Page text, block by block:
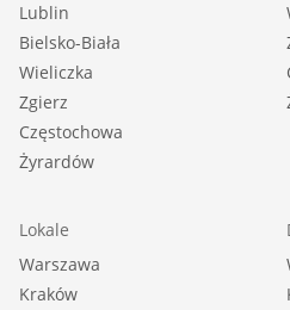
Lublin
Bielsko-Biała
Wieliczka
Zgierz
Częstochowa
Żyrardów
Lokale
Warszawa
Kraków